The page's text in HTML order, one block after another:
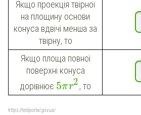
Якщо проекція твірної
на площину основи
конуса вдвічі менша за
твірну, то
Якщо площа повної
поверхні конуса
дорівнює 5πr2, то
https://testportal.gov.ua/